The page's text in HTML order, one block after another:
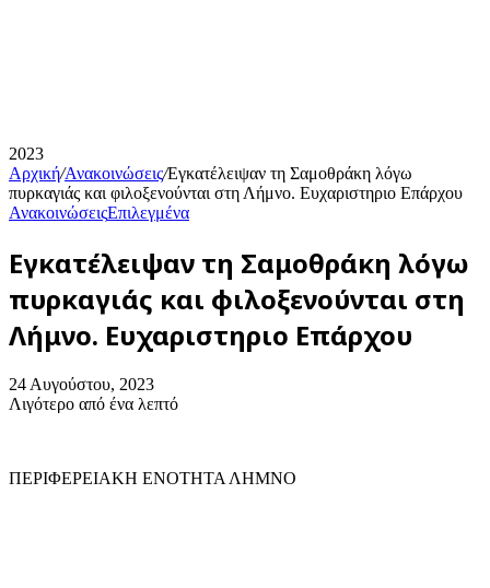
2023
Αρχική/Ανακοινώσεις/Εγκατέλειψαν τη Σαμοθράκη λόγω
πυρκαγιάς και φιλοξενούνται στη Λήμνο. Ευχαριστηριο Επάρχου
ΑνακοινώσειςΕπιλεγμένα
Εγκατέλειψαν τη Σαμοθράκη λόγω
πυρκαγιάς και φιλοξενούνται στη
Λήμνο. Ευχαριστηριο Επάρχου
24 Αυγούστου, 2023
Λιγότερο από ένα λεπτό
ΠΕΡΙΦΕΡΕΙΑΚΗ ΕΝΟΤΗΤΑ ΛΗΜΝΟ